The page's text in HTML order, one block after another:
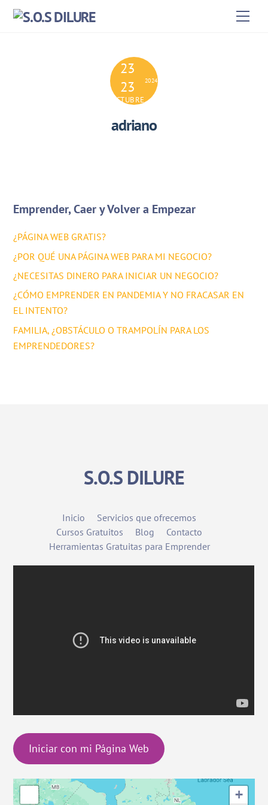
Skip
23
23
OCTUBRE
2024
adriano
Emprender, Caer y Volver a Empezar
¿PÁGINA WEB GRATIS?
¿POR QUÉ UNA PÁGINA WEB PARA MI NEGOCIO?
¿NECESITAS DINERO PARA INICIAR UN NEGOCIO?
¿CÓMO EMPRENDER EN PANDEMIA Y NO FRACASAR EN
EL INTENTO?
FAMILIA, ¿OBSTÁCULO O TRAMPOLÍN PARA LOS
EMPRENDEDORES?
S.O.S DILURE
Inicio
Servicios que ofrecemos
Cursos Gratuitos
Blog
Contacto
Herramientas Gratuitas para Emprender
Iniciar con mi Página Web
+